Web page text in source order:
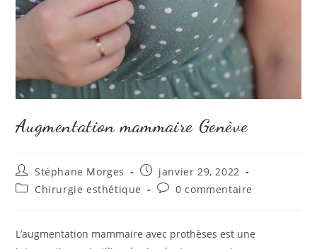
Augmentation mammaire Genève
Auteur/autrice
de
Stéphane Morges
Publication
publiée :
janvier 29, 2022
PostChirurgie esthétique
Commentaires
publication :
0 commentaire
L’augmentation mammaire avec prothèses est une